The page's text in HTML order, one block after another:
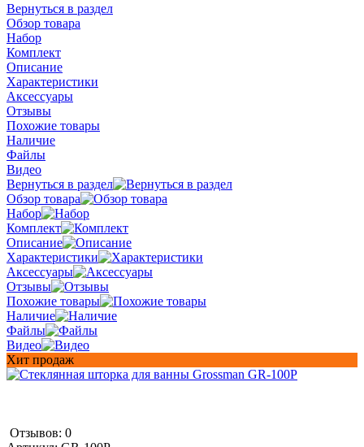
Вернуться в раздел
Обзор товара
Набор
Комплект
Описание
Характеристики
Аксессуары
Отзывы
Похожие товары
Наличие
Файлы
Видео
Вернуться в раздел
Обзор товара
Набор
Комплект
Описание
Характеристики
Аксессуары
Отзывы
Похожие товары
Наличие
Файлы
Видео
Хит продаж
Отзывов: 0